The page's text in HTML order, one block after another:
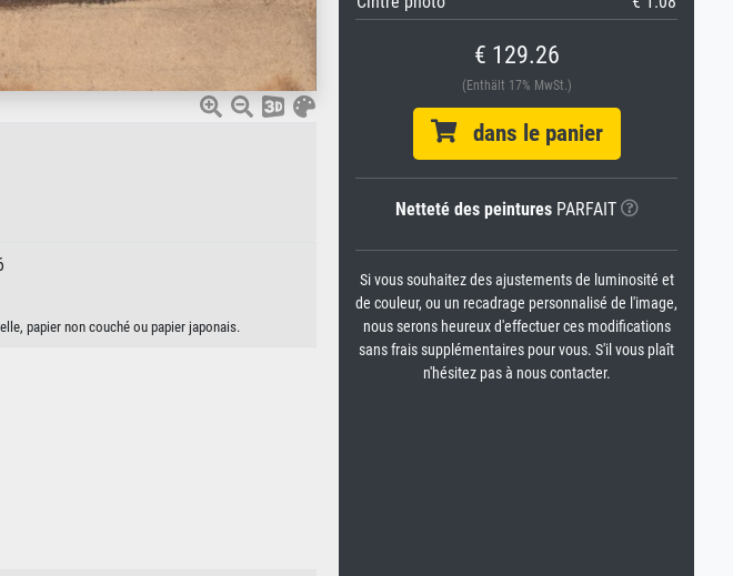
papier non couché ou papier japonais.
€ 129.26
(Enthält 17% MwSt.)
dans le panier
Netteté des peinturesPARFAIT
Si vous souhaitez des ajustements de luminosité et
de couleur, ou un recadrage personnalisé de l'image,
nous serons heureux d'effectuer ces modifications
sans frais supplémentaires pour vous. S'il vous plaît
n'hésitez pas à nous contacter.